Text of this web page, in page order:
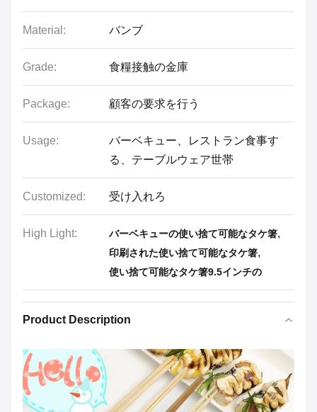
Material: バンブ
Grade: 食糧接触の金庫
Package: 顧客の要求を行う
Usage:
バーベキュー、レストラン食事す
る、テーブルウェア世帯
Customized: 受け入れろ
High Light: バーベキューの使い捨て可能なタケ箸,
印刷された使い捨て可能なタケ箸,
使い捨て可能なタケ箸9.5インチの
Product Description